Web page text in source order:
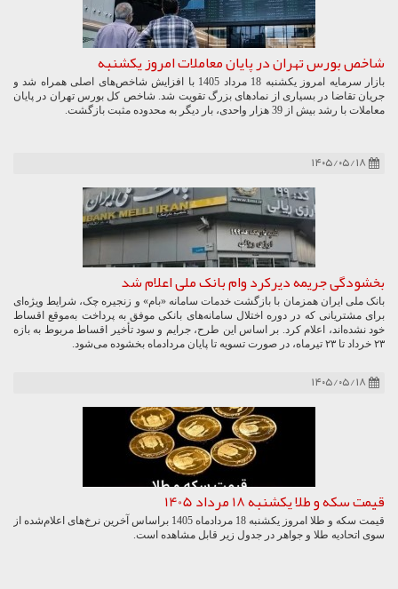
شاخص بورس تهران در پایان معاملات امروز یکشنبه
بازار سرمایه امروز یکشنبه 18 مرداد 1405 با افزایش شاخص‌های اصلی همراه شد و
جریان تقاضا در بسیاری از نمادهای بزرگ تقویت شد. شاخص کل بورس تهران در پایان
معاملات با رشد بیش از 39 هزار واحدی، بار دیگر به محدوده مثبت بازگشت.
۱۴۰۵/۰۵/۱۸
بخشودگی جریمه دیرکرد وام بانک ملی اعلام شد
بانک ملی ایران همزمان با بازگشت خدمات سامانه «بام» و زنجیره چک، شرایط ویژه‌ای
برای مشتریانی که در دوره اختلال سامانه‌های بانکی موفق به پرداخت به‌موقع اقساط
خود نشده‌اند، اعلام کرد. بر اساس این طرح، جرایم و سود تأخیر اقساط مربوط به بازه
۲۳ خرداد تا ۲۳ تیرماه، در صورت تسویه تا پایان مردادماه بخشوده می‌شود.
۱۴۰۵/۰۵/۱۸
قیمت سکه و طلا یکشنبه 18 مرداد 1405
قیمت سکه و طلا امروز یکشنبه 18 مردادماه 1405 براساس آخرین نرخ‌های اعلام‌شده از
سوی اتحادیه طلا و جواهر در جدول زیر قابل مشاهده است.